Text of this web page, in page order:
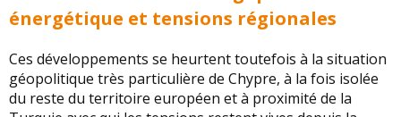
énergétique et tensions régionales
Ces développements se heurtent toutefois à la situation
géopolitique très particulière de Chypre, à la fois isolée
du reste du territoire européen et à proximité de la